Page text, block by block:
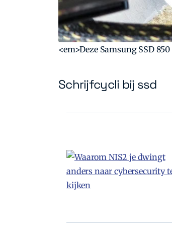
<em>Deze Samsung SSD
Schrijfcycli bij ssd